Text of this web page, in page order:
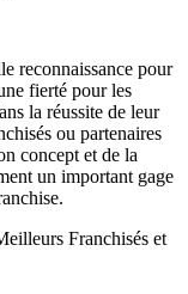
reconnaissance pour
fierté pour les
la réussite de leur
ou partenaires
concept et de la
un important gage
Franchisés et